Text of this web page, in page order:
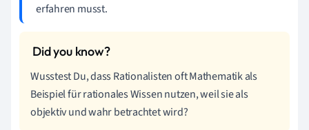
erfahren musst.
Wusstest Du, dass Rationalisten oft Mathematik als
Beispiel für rationales Wissen nutzen, weil sie als
objektiv und wahr betrachtet wird?